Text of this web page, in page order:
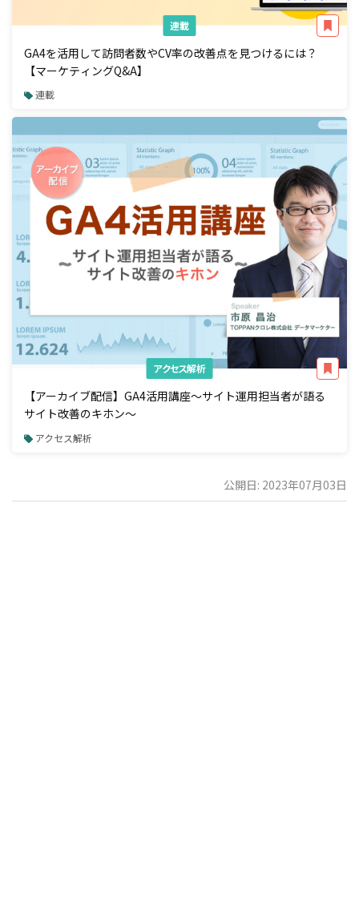
連載
GA4を活用して訪問者数やCV率の改善点を見つけるには？
【マーケティングQ&A】
連載
アクセス解析
【アーカイブ配信】GA4活用講座～サイト運用担当者が語る
サイト改善のキホン～
アクセス解析
公開日: 2023年07月03日